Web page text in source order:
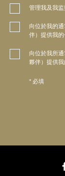
管理我及我监
向位於我的
伴）提供我
向位於我所
夥伴）提供
* 必填